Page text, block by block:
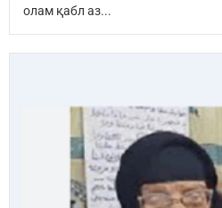
олам қабл аз...